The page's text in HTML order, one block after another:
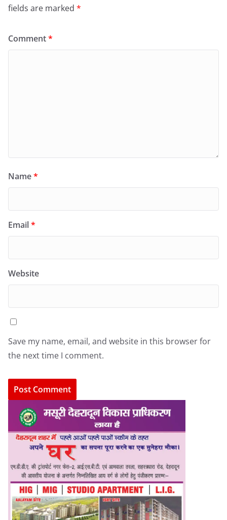
fields are marked *
Comment*
Name*
Email*
Website
Save my name, email, and website in this browser for
the next time I comment.